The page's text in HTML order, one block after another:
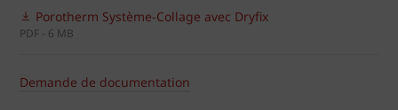
Porotherm Système-Collage avec Dryfix
PDF - 6 MB
Demande de documentation